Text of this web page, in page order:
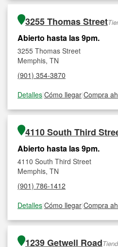
3255 Thomas Street
Abierto hasta las 9pm.
3255 Thomas Street
Memphis, TN
(901) 354-3870
Detalles|Cómo llegar|Compra
4110 South Third
Abierto hasta las 9pm.
4110 South Third Street
Memphis, TN
(901) 786-1412
Detalles|Cómo llegar|Compra
1239 Getwell Road